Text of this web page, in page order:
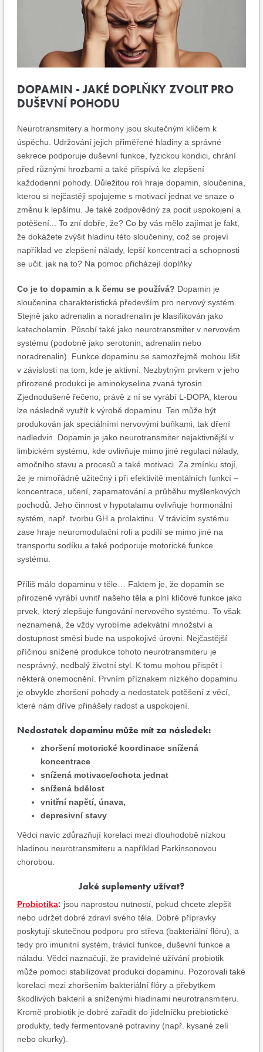
DOPAMIN - JAKÉ DOPLŇKY ZVOLIT PRO
DUŠEVNÍ POHODU
Neurotransmitery a hormony jsou skutečným klíčem k
úspěchu. Udržování jejich přiměřené hladiny a správné
sekrece podporuje duševní funkce, fyzickou kondici, chrání
před různými hrozbami a také přispívá ke zlepšení
každodenní pohody. Důležitou roli hraje dopamin, sloučenina,
kterou si nejčastěji spojujeme s motivací jednat ve snaze o
změnu k lepšímu. Je také zodpovědný za pocit uspokojení a
potěšení... To zní dobře, že? Co by vás mělo zajímat je fakt,
že dokážete zvýšit hladinu této sloučeniny, což se projeví
například ve zlepšení nálady, lepší koncentraci a schopnosti
se učit. jak na to? Na pomoc přicházejí doplňky
Co je to dopamin a k čemu se používá? Dopamin je
sloučenina charakteristická především pro nervový systém.
Stejně jako adrenalin a noradrenalin je klasifikován jako
katecholamin. Působí také jako neurotransmiter v nervovém
systému (podobně jako serotonin, adrenalin nebo
noradrenalin). Funkce dopaminu se samozřejmě mohou lišit
v závislosti na tom, kde je aktivní. Nezbytným prvkem v jeho
přirozené produkci je aminokyselina zvaná tyrosin.
Zjednodušeně řečeno, právě z ní se vyrábí L-DOPA, kterou
lze následně využít k výrobě dopaminu. Ten může být
produkován jak speciálními nervovými buňkami, tak dření
nadledvin. Dopamin je jako neurotransmiter nejaktivnější v
limbickém systému, kde ovlivňuje mimo jiné regulaci nálady,
emočního stavu a procesů a také motivaci. Za zmínku stojí,
že je mimořádně užitečný i při efektivitě mentálních funkcí –
koncentrace, učení, zapamatování a průběhu myšlenkových
pochodů. Jeho činnost v hypotalamu ovlivňuje hormonální
systém, např. tvorbu GH a prolaktinu. V trávicím systému
zase hraje neuromodulační roli a podílí se mimo jiné na
transportu sodíku a také podporuje motorické funkce
systému.
Příliš málo dopaminu v těle… Faktem je, že dopamin se
přirozeně vyrábí uvnitř našeho těla a plní klíčové funkce jako
prvek, který zlepšuje fungování nervového systému. To však
neznamená, že vždy vyrobíme adekvátní množství a
dostupnost směsi bude na uspokojivé úrovni. Nejčastější
příčinou snížené produkce tohoto neurotransmiteru je
nesprávný, nedbalý životní styl. K tomu mohou přispět i
některá onemocnění. Prvním příznakem nízkého dopaminu
je obvykle zhoršení pohody a nedostatek potěšení z věcí,
které nám dříve přinášely radost a uspokojení.
Nedostatek dopaminu může mít za následek:
zhoršení motorické koordinace snížená
koncentrace
snížená motivace/ochota jednat
snížená bdělost
vnitřní napětí, únava,
depresivní stavy
Vědci navíc zdůrazňují korelaci mezi dlouhodobě nízkou
hladinou neurotransmiteru a například Parkinsonovou
chorobou.
Jaké suplementy užívat?
Probiotika: jsou naprostou nutností, pokud chcete zlepšit
nebo udržet dobré zdraví svého těla. Dobré přípravky
poskytují skutečnou podporu pro střeva (bakteriální flóru), a
tedy pro imunitní systém, trávicí funkce, duševní funkce a
náladu. Vědci naznačují, že pravidelné užívání probiotik
může pomoci stabilizovat produkci dopaminu. Pozorovali také
korelaci mezi zhoršením bakteriální flóry a přebytkem
škodlivých bakterií a sníženými hladinami neurotransmiteru.
Kromě probiotik je dobré zařadit do jídelníčku prebiotické
produkty, tedy fermentované potraviny (např. kysané zelí
nebo okurky).